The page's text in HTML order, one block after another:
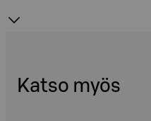
Katso myös